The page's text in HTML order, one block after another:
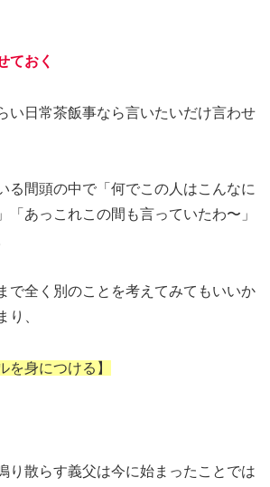
ておく
い日常茶飯事なら言いたいだけ言わせ
る間頭の中で「何でこの人はこんなに
「あっこれこの間も言っていたわ〜」
で全く別のことを考えてみてもいいか
り、
を身につける】
り散らす義父は今に始まったことでは